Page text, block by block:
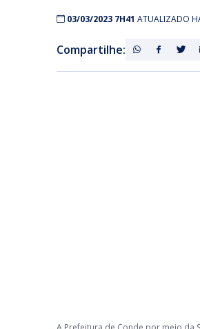
03/03/2023 7H41 ATUALIZADO
Compartilhe: